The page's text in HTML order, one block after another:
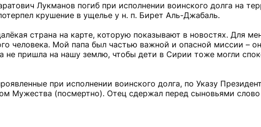
Лукманов погиб при исполнении воинского долга на
крушение в ущелье у н. п. Бирет Аль-Джабаль.
страна на карте, которую показывают в новостях. Для
человека. Мой папа был частью важной и опасной миссии –
не пришла на нашу землю, чтобы дети в Сирии тоже могли
при исполнении воинского долга, по Указу
Мужества (посмертно). Отец сдержал перед сыновьями